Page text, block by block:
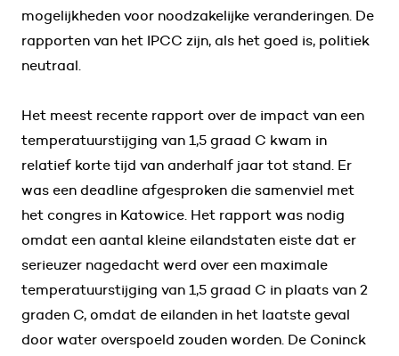
mogelijkheden voor noodzakelijke veranderingen. De
rapporten van het IPCC zijn, als het goed is, politiek
neutraal.
Het meest recente rapport over de impact van een
temperatuurstijging van 1,5 graad C kwam in
relatief korte tijd van anderhalf jaar tot stand. Er
was een deadline afgesproken die samenviel met
het congres in Katowice. Het rapport was nodig
omdat een aantal kleine eilandstaten eiste dat er
serieuzer nagedacht werd over een maximale
temperatuurstijging van 1,5 graad C in plaats van 2
graden C, omdat de eilanden in het laatste geval
door water overspoeld zouden worden. De Coninck